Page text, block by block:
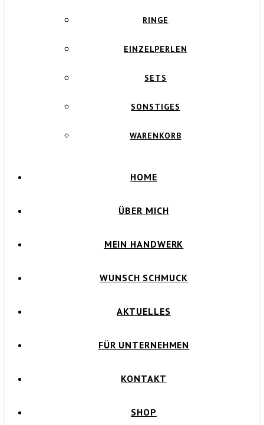
RINGE
EINZELPERLEN
SETS
SONSTIGES
WARENKORB
HOME
ÜBER MICH
MEIN HANDWERK
WUNSCH SCHMUCK
AKTUELLES
FÜR UNTERNEHMEN
KONTAKT
SHOP